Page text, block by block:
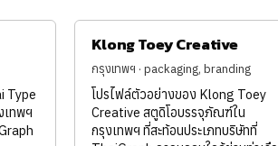
Type
เทพฯ
Klong Toey Creative
กรุงเทพฯ · packaging, branding
โปรไฟล์ตัวอย่างของ Klong Toey
Creative สตูดิโอบรรจุภัณฑ์ใน
กรุงเทพฯ ที่สะท้อนประเภทบริษัทที่